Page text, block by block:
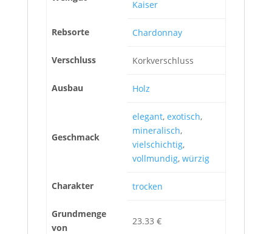
Kaiser
Rebsorte Chardonnay
Verschluss Korkverschluss
Ausbau Holz
Geschmack
elegant, exotisch,
mineralisch,
vielschichtig,
vollmundig, würzig
Charakter trocken
Grundmenge
von
23.33 €